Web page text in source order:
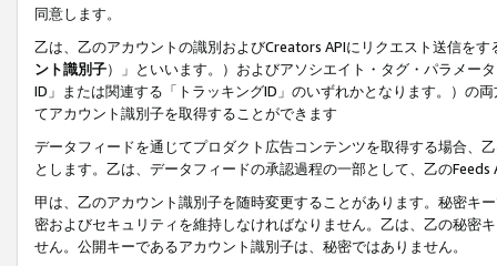
同意します。
乙は、乙のアカウントの識別およびCreators APIにリクエスト送信を
ント識別子）」といいます。）およびアソシエイト・タグ・パラメー
ID」または関連する「トラッキングID」のいずれかとなります。）の
てアカウント識別子を取得することができます
データフィードを通じてプロダクト広告コンテンツを取得する場合、
とします。乙は、データフィードの承認過程の一部として、乙の
甲は、乙のアカウント識別子を随時変更することがあります。秘密キ
密およびセキュリティを維持しなければなりません。乙は、乙の秘密
せん。公開キーであるアカウント識別子は、秘密ではありません。